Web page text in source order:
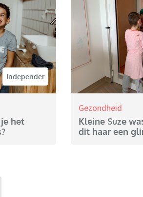
Independer
het
Gezondheid
Kleine Suze
dit haar een